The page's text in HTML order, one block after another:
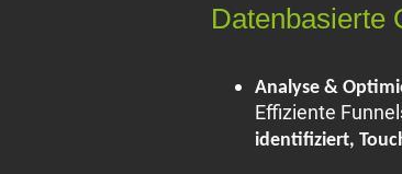
Datenbasierte
Analyse &
Effiziente
identifiziert,